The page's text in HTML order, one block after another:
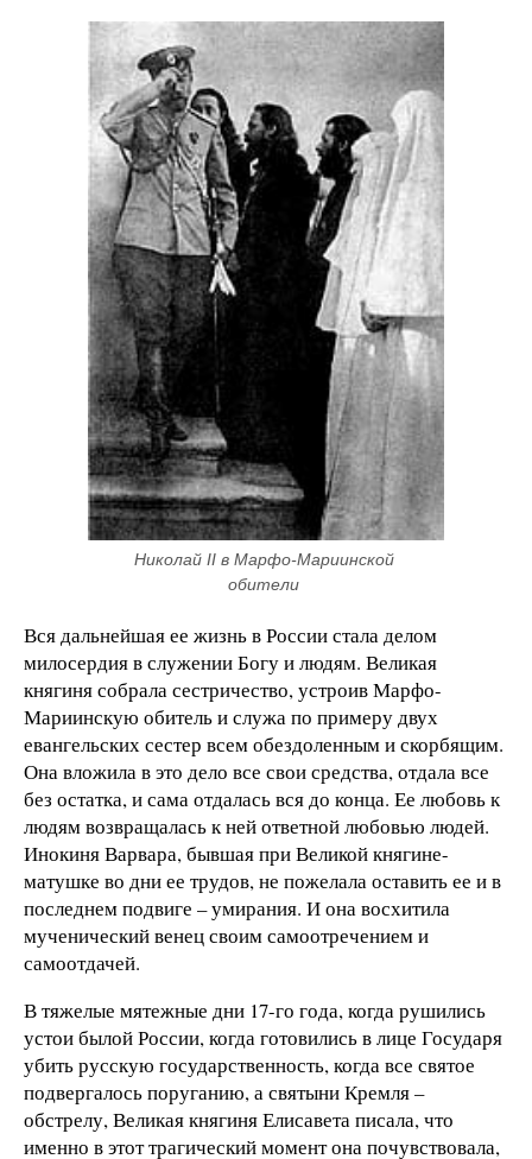
Николай II в Марфо-Мариинской
обители
Вся дальнейшая ее жизнь в России стала делом
милосердия в служении Богу и людям. Великая
княгиня собрала сестричество, устроив Марфо-
Мариинскую обитель и служа по примеру двух
евангельских сестер всем обездоленным и скорбящим.
Она вложила в это дело все свои средства, отдала все
без остатка, и сама отдалась вся до конца. Ее любовь к
людям возвращалась к ней ответной любовью людей.
Инокиня Варвара, бывшая при Великой княгине-
матушке во дни ее трудов, не пожелала оставить ее и в
последнем подвиге – умирания. И она восхитила
мученический венец своим самоотречением и
самоотдачей.
В тяжелые мятежные дни 17-го года, когда рушились
устои былой России, когда готовились в лице Государя
убить русскую государственность, когда все святое
подвергалось поруганию, а святыни Кремля –
обстрелу, Великая княгиня Елисавета писала, что
именно в этот трагический момент она почувствовала,